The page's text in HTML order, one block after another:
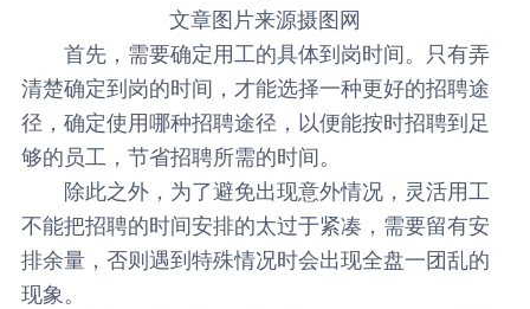
文章图片来源摄图网
首先，需要确定用工的具体到岗时间。只有弄
清楚确定到岗的时间，才能选择一种更好的招聘途
径，确定使用哪种招聘途径，以便能按时招聘到足
够的员工，节省招聘所需的时间。
除此之外，为了避免出现意外情况， 灵活用工
不能把招聘的时间安排的太过于紧凑，需要留有安
排余量，否则遇到特殊情况时会出现全盘一团乱的
现象。